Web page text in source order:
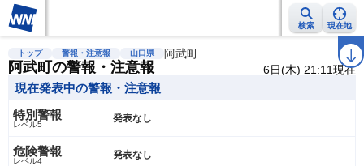
検索 現在地
雨雲レーダー 台風情報 地震情報 ラ
トップ 警報・注意報 山口県 阿武町
阿武町の警報・注意報 6日(木) 21:11現在
現在発表中の警報・注意報
特別警報
レベル5 発表なし
危険警報
レベル4 発表なし